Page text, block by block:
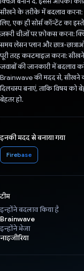
सीखने के तरीके में बदलाव
लिए, एक ही सोर्स कॉन्टेंट का
ज़रूरी चीज़ों पर फ़ोकस करना:
समय लेसन प्लान और छात्र-
पूरी तरह कस्टमाइज़ करना:
जवाबों की जानकारी में बदलाव
Brainwave की मदद से, सीखने
दिलचस्प बनाएं, ताकि विषय
बेहतर हो.
इनकी मदद से बनाया गया
Firebase
टीम
इन्होंने बदलाव किया है
Brainwave
इन्होंने भेजा
नाइजीरिया